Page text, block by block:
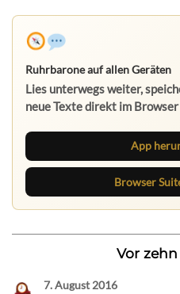
Ruhrbarone auf allen Geräten
Lies unterwegs weiter,
neue Texte direkt im
App
Browser
Vor
7. August 2016